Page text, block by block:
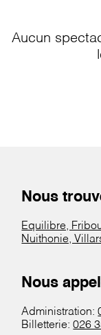
Aucun
Nous
Equilibre,
Nuithonie,
Nous
Administration:
Billetterie:026